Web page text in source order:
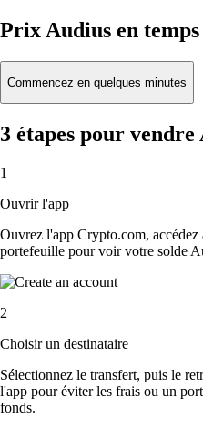
Prix Audius en
Commencez en quelques minutes
3 étapes pour
1
Ouvrir l'app
Ouvrez l'app Crypto.com, accédez
portefeuille pour voir votre solde
2
Choisir un destinataire
Sélectionnez le transfert, puis le
l'app pour éviter les frais ou un
fonds.